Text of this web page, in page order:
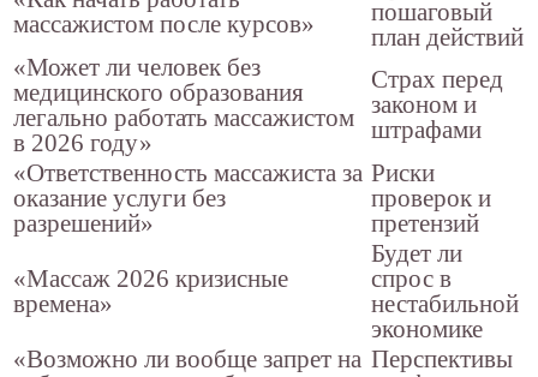
массажистом после курсов»
пошаговый
план действий
«Может ли человек без
медицинского образования
легально работать массажистом
в 2026 году»
Страх перед
законом и
штрафами
«Ответственность массажиста за
оказание услуги без
разрешений»
Риски
проверок и
претензий
«Массаж 2026 кризисные
времена»
Будет ли
спрос в
нестабильной
экономике
«Возможно ли вообще запрет на Перспективы